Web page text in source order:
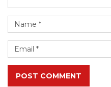
POST COMMENT